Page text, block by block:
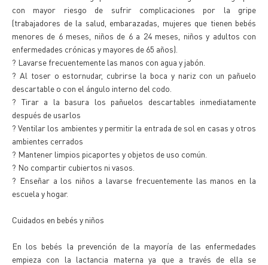
con mayor riesgo de sufrir complicaciones por la gripe
(trabajadores de la salud, embarazadas, mujeres que tienen bebés
menores de 6 meses, niños de 6 a 24 meses, niños y adultos con
enfermedades crónicas y mayores de 65 años).
? Lavarse frecuentemente las manos con agua y jabón.
? Al toser o estornudar, cubrirse la boca y nariz con un pañuelo
descartable o con el ángulo interno del codo.
? Tirar a la basura los pañuelos descartables inmediatamente
después de usarlos
? Ventilar los ambientes y permitir la entrada de sol en casas y otros
ambientes cerrados
? Mantener limpios picaportes y objetos de uso común.
? No compartir cubiertos ni vasos.
? Enseñar a los niños a lavarse frecuentemente las manos en la
escuela y hogar.
Cuidados en bebés y niños
En los bebés la prevención de la mayoría de las enfermedades
empieza con la lactancia materna ya que a través de ella se